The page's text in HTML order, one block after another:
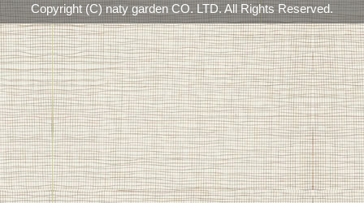
Copyright (C) naty garden CO. LTD. All Rights Reserved.